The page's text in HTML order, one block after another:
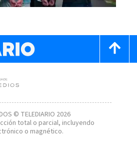
© TELEDIARIO 2026
total o parcial, incluyendo
o magnético.